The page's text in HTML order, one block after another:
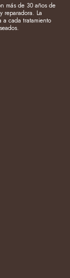
más de 30 años de
reparadora. La
a cada tratamiento